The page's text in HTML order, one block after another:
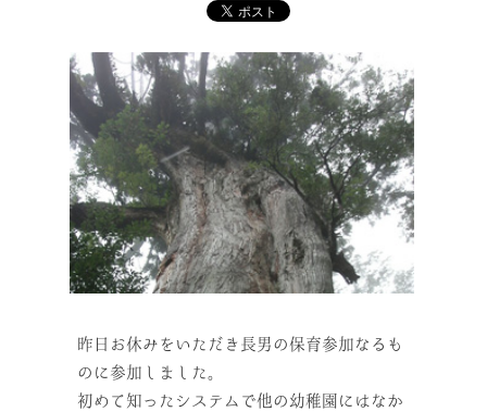
昨日お休みをいただき長男の保育参加なるも
のに参加しました。
初めて知ったシステムで他の幼稚園にはなか